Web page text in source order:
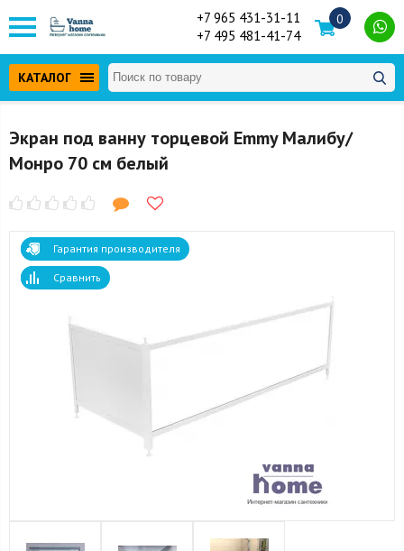
+7 965 431-31-11
+7 495 481-41-74
0
КАТАЛОГ
Экран под ванну торцевой Emmy Малибу/
Монро 70 см белый
Гарантия производителя
Сравнить